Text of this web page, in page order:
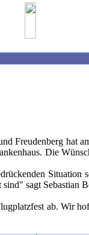
Freudenberg hat
Die
Situation
sagt Sebastian
ab. Wir